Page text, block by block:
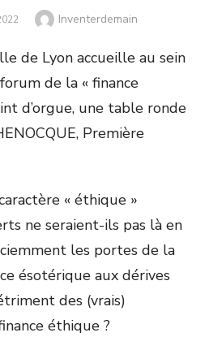
Author
Inventerdemain
de Lyon accueille au sein
de la « finance
d’orgue, une table ronde
Première
« éthique »
ne seraient-ils pas là en
les portes de la
ésotérique aux dérives
des (vrais)
éthique ?